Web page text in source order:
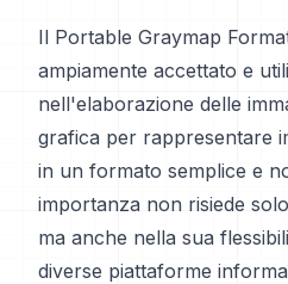
Il Portable Graymap
ampiamente accettato e
nell'elaborazione delle
grafica per rappresentare
in un formato semplice e
importanza non risiede
ma anche nella sua
diverse piattaforme